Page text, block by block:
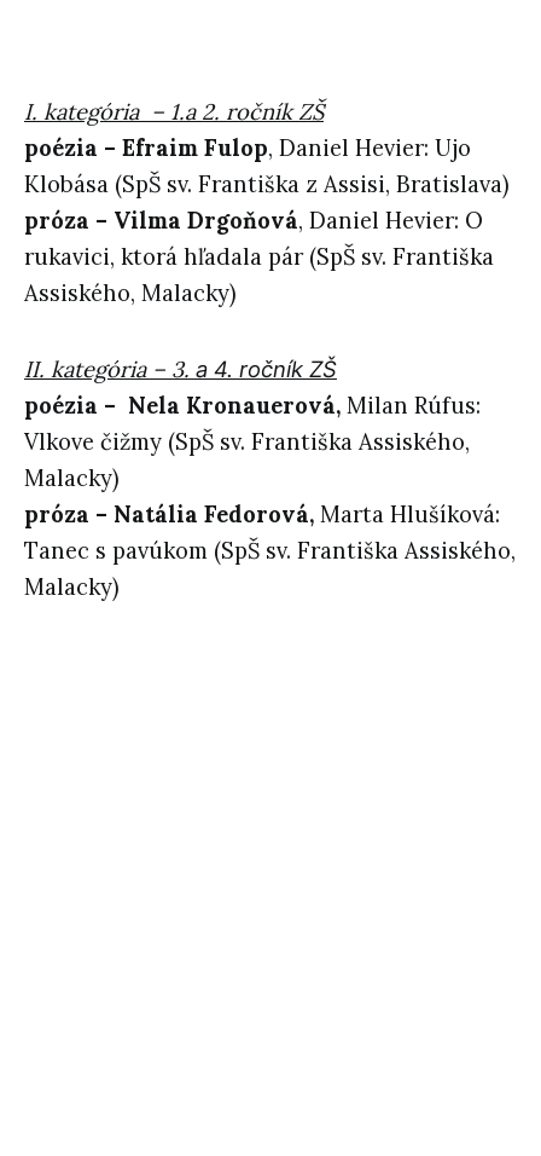
I. kategória – 1.a 2. ročník ZŠ
poézia – Efraim Fulop, Daniel Hevier: Ujo
Klobása (SpŠ sv. Františka z Assisi, Bratislava)
próza – Vilma Drgoňová, Daniel Hevier: O
rukavici, ktorá hľadala pár (SpŠ sv. Františka
Assiského, Malacky)
II. kategória – 3. a 4. ročník ZŠ
poézia – Nela Kronauerová, Milan Rúfus:
Vlkove čižmy (SpŠ sv. Františka Assiského,
Malacky)
próza – Natália Fedorová, Marta Hlušíková:
Tanec s pavúkom (SpŠ sv. Františka Assiského,
Malacky)